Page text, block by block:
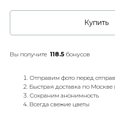
Купить
Вы получите 118.5 бонусов
Отправим фото перед
Быстрая доставка по
Сохраним анонимность
Всегда свежие цветы